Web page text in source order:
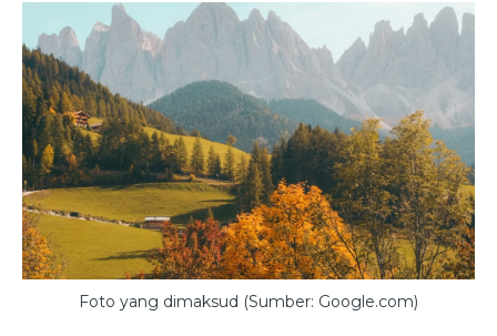
Foto yang dimaksud (Sumber: Google.com)